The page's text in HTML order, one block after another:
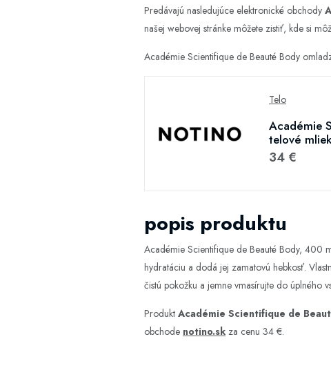
Predávajú nasledujúce elektronické obchody
našej webovej stránke môžete zistiť, kde si
Académie Scientifique de Beauté Body
Telo
Académie
telové
34 €
popis produktu
Académie Scientifique de Beauté Body, 400
hydratáciu a dodá jej zamatovú hebkosť.
čistú pokožku a jemne vmasírujte do úplného
Produkt Académie Scientifique de
obchode notino.sk za cenu 34 €.